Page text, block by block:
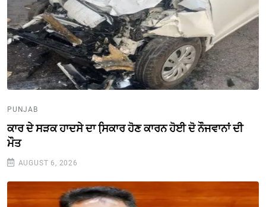
PUNJAB
ਕਾਰ ਦੇ ਸੜਕ ਹਾਦਸੇ ਦਾ ਸਿ਼ਕਾਰ ਹੋਣ ਕਾਰਨ ਹੋਈ ਦੋ ਨੌਜਵਾਨਾਂ ਦੀ
ਮੌਤ
AUGUST 6, 2026